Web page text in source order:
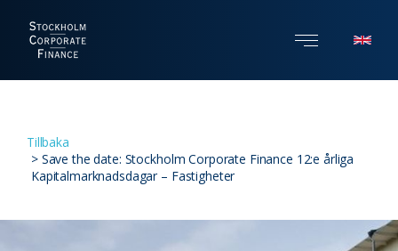
Tillbaka
> Save the date: Stockholm Corporate Finance 12:e årliga
Kapitalmarknadsdagar – Fastigheter